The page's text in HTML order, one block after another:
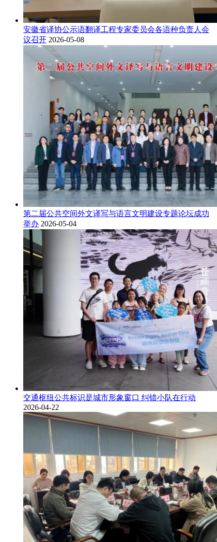
安徽省译协公示语翻译工程专家委员会各语种负责人会
议召开 2026-05-08
第二届公共空间外文译写与语言文明建设专题论坛成功
举办 2026-05-04
交通枢纽公共标识是城市形象窗口 纠错小队在行动
2026-04-22